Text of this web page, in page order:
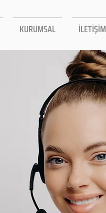
KURUMSAL İLETİŞİM